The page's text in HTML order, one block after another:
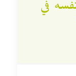
في